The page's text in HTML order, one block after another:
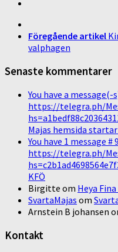
Föregående artikel
valphagen
Senaste kommentarer
You have a message(-
https://telegra.ph/
Majas hemsida
You have 1 message #
https://telegra.ph/
KFÖ
Birgitte om Heya Fina
SvartaMajas om
Arnstein B johansen
Kontakt